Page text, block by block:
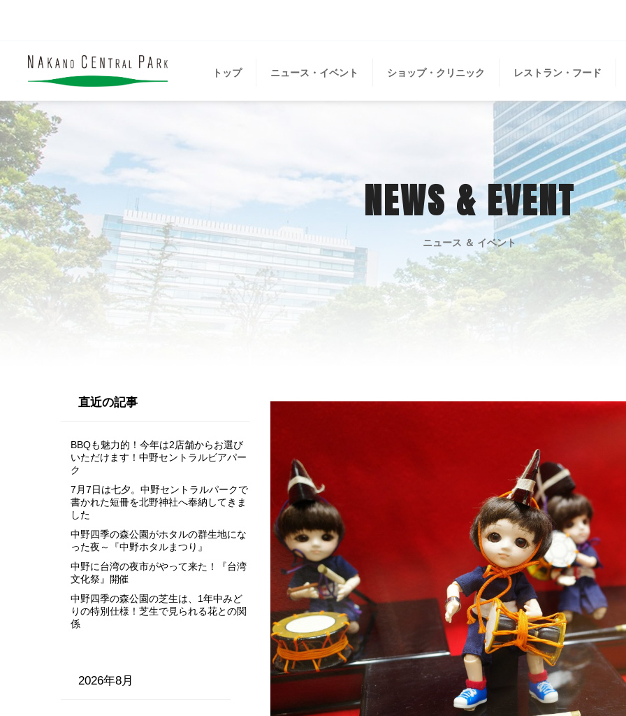
トップ ニュース・イベント ショップ・クリニック レストラン・フード
NEWS & EVENT
ニュース ＆ イベント
直近の記事
BBQも魅力的！今年は2店舗からお選び
いただけます！中野セントラルビアパー
ク
7月7日は七夕。中野セントラルパークで
書かれた短冊を北野神社へ奉納してきま
した
中野四季の森公園がホタルの群生地にな
った夜～『中野ホタルまつり』
中野に台湾の夜市がやって来た！『台湾
文化祭』開催
中野四季の森公園の芝生は、1年中みど
りの特別仕様！芝生で見られる花との関
係
2026年8月